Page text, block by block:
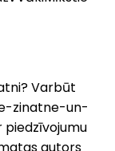
Varbūt
zinatne-un-